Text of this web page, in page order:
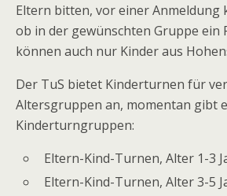
Eltern bitten, vor einer Anmeldung
ob in der gewünschten Gruppe ein
können auch nur Kinder aus
Der TuS bietet Kinderturnen für
Altersgruppen an, momentan gibt
Kinderturngruppen:
Eltern-Kind-Turnen, Alter 1-3
Eltern-Kind-Turnen, Alter 3-5